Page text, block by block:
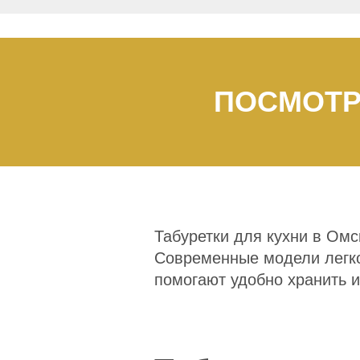
Табуретки для кухни в
Современные модели
помогают удобно хранить